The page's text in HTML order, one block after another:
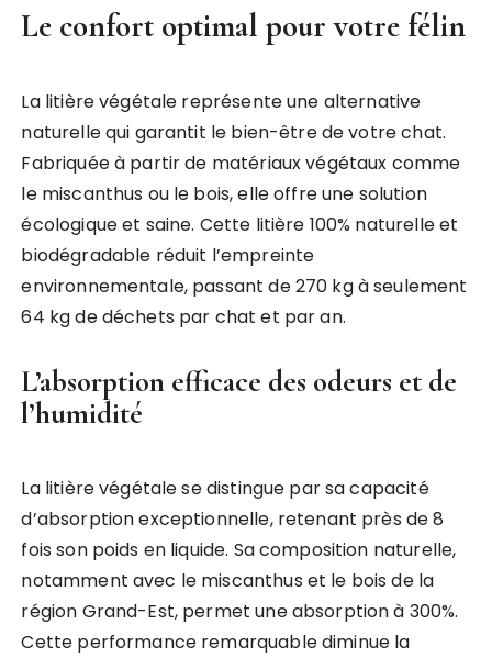
Le confort optimal pour votre félin
La litière végétale représente une alternative
naturelle qui garantit le bien-être de votre chat.
Fabriquée à partir de matériaux végétaux comme
le miscanthus ou le bois, elle offre une solution
écologique et saine. Cette litière 100% naturelle et
biodégradable réduit l’empreinte
environnementale, passant de 270 kg à seulement
64 kg de déchets par chat et par an.
L’absorption efficace des odeurs et de
l’humidité
La litière végétale se distingue par sa capacité
d’absorption exceptionnelle, retenant près de 8
fois son poids en liquide. Sa composition naturelle,
notamment avec le miscanthus et le bois de la
région Grand-Est, permet une absorption à 300%.
Cette performance remarquable diminue la